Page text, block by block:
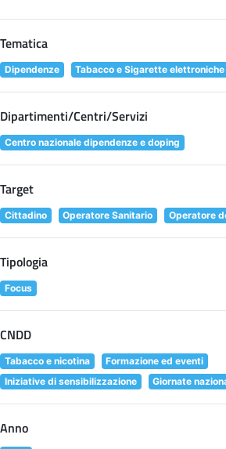
Tematica
Dipendenze Tabacco e Sigarette elettroniche
Dipartimenti/Centri/Servizi
Centro nazionale dipendenze e doping
Target
Cittadino Operatore Sanitario Operatore
Tipologia
Focus
CNDD
Tabacco e nicotina
Formazione ed eventi
Iniziative di sensibilizzazione
Giornate
Anno